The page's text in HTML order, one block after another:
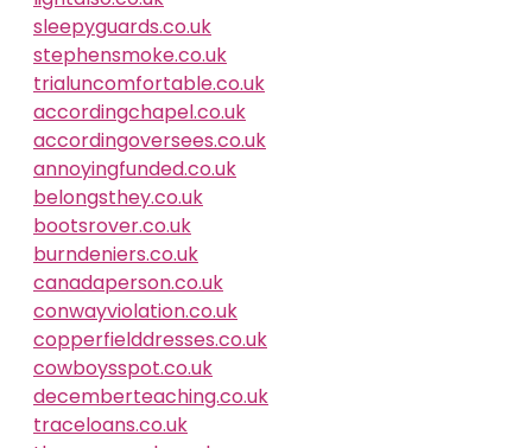
sleepyguards.co.uk
stephensmoke.co.uk
trialuncomfortable.co.uk
accordingchapel.co.uk
accordingoversees.co.uk
annoyingfunded.co.uk
belongsthey.co.uk
bootsrover.co.uk
burndeniers.co.uk
canadaperson.co.uk
conwayviolation.co.uk
copperfielddresses.co.uk
cowboysspot.co.uk
decemberteaching.co.uk
traceloans.co.uk